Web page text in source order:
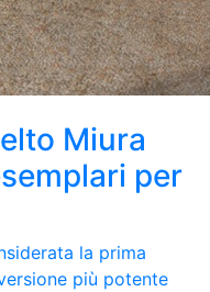
Miura
per
la prima
più potente